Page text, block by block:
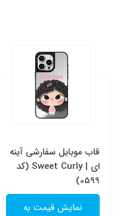
قاب موبایل سفارشی آینه
ای | Sweet Curly (کد
0599)
نمایش قیمت به